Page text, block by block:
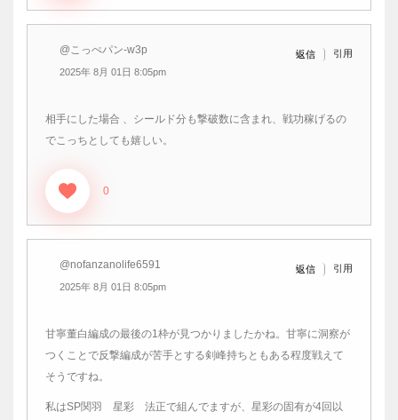
@こっぺパン-w3p
2025年 8月 01日 8:05pm
返信 引用
相手にした場合 、シールド分も撃破数に含まれ、戦功稼げるの
でこっちとしても嬉しい。
0
@nofanzanolife6591
2025年 8月 01日 8:05pm
返信 引用
甘寧董白編成の最後の1枠が見つかりましたかね。甘寧に洞察が
つくことで反撃編成が苦手とする剣峰持ちともある程度戦えて
そうですね。
私はSP関羽 星彩 法正で組んでますが、星彩の固有が4回以